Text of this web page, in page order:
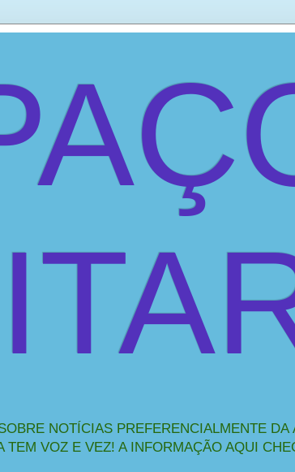
NOTÍCIAS PREFERENCIALMENTE
TEM VOZ E VEZ! A INFORMAÇÃO AQUI